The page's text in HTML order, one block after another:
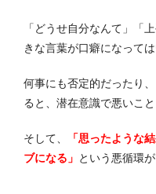
「どうせ自分なんて」「
きな言葉が口癖になっては
何事にも否定的だったり
ると、潜在意識で悪いこ
そして、
「思ったような
ブになる」 という悪循環